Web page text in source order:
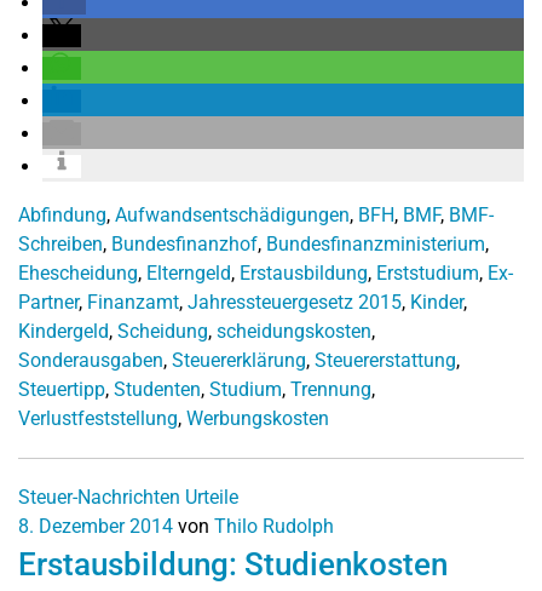
Abfindung, Aufwandsentschädigungen, BFH, BMF, BMF-
Schreiben, Bundesfinanzhof, Bundesfinanzministerium,
Ehescheidung, Elterngeld, Erstausbildung, Erststudium, Ex-
Partner, Finanzamt, Jahressteuergesetz 2015, Kinder,
Kindergeld, Scheidung, scheidungskosten,
Sonderausgaben, Steuererklärung, Steuererstattung,
Steuertipp, Studenten, Studium, Trennung,
Verlustfeststellung, Werbungskosten
Steuer-Nachrichten Urteile
8. Dezember 2014 von Thilo Rudolph
Erstausbildung: Studienkosten